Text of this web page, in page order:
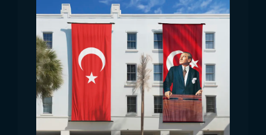
الملفتة للنظر. في حال لم يُعترف به رسميًا، لا يمكن
استخدام العلم على نطاق وطني، خاصة في المؤسسات
الحكومية والعسكرية. أما اليوم، فيُستخدم علم ناورو رسميًا
في جميع أنحاء البلاد. يُشاهد في المراسم الرسمية، المناطق
العسكرية، العروض، السفارات، وعلى المكاتب كعلم مكتبي
أو علم شريطي. وفي حال رغبتم باستخدامه على المكاتب
في منطقة ناورو، نقوم بتجهيزه بأبعاده الخاصة. كما يُستخدم
العلم أيضًا في المؤسسات التعليمية والصحية، حيث يُرفع